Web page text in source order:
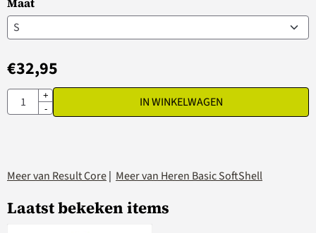
€32,95
Aantal
+
-
IN WINKELWAGEN
Meer van Result Core| Meer van Heren Basic SoftShell
Laatst bekeken items